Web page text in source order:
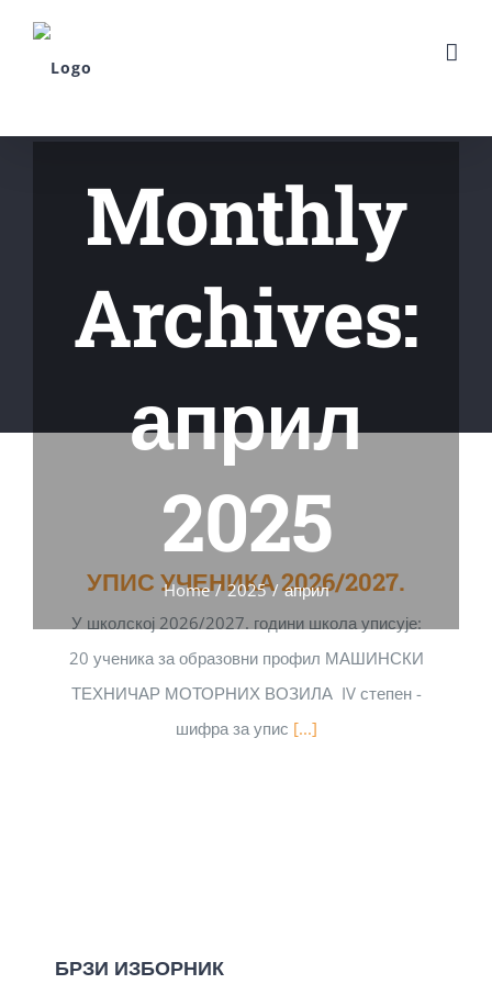
Monthly
Archives:
април
2025
Home / 2025 / април
УПИС УЧЕНИКА 2026/2027.
У школској 2026/2027. години школа уписује:
20 ученика за образовни профил МАШИНСКИ
ТЕХНИЧАР МОТОРНИХ ВОЗИЛА IV степен -
шифра за упис [...]
БРЗИ ИЗБОРНИК